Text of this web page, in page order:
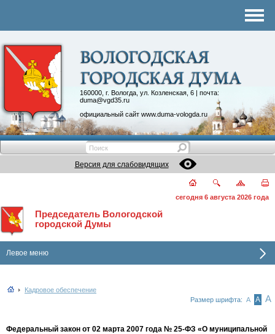
160000, г. Вологда, ул. Козленская, 6 | почта:
duma@vgd35.ru
официальный сайт www.duma-vologda.ru
Контакты
Депутатские объединения
Версия для слабовидящих
сегодня 6 августа 2026 года
Председатель Вологодской
городской Думы
Левое меню
Кадровое обеспечение
Размер шрифта: А А А
Федеральный закон от 02 марта 2007 года № 25-ФЗ «О муниципальной